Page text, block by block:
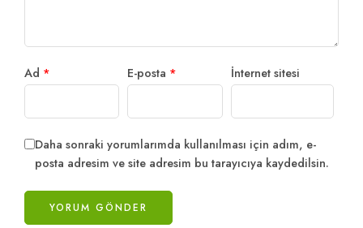
Ad * E-posta * İnternet sitesi
Daha sonraki yorumlarımda kullanılması için adım, e-
posta adresim ve site adresim bu tarayıcıya kaydedilsin.